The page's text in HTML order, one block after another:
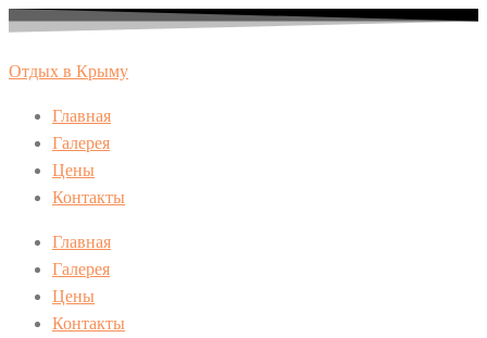
Перейти
содержимому
Отдых в Крыму
Главная
Галерея
Цены
Контакты
Главная
Галерея
Цены
Контакты